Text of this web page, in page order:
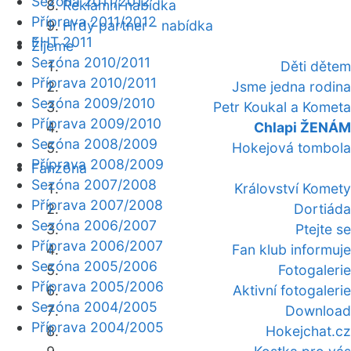
Reklamní nabídka
Hrdý partner - nabídka
Žijeme
Děti dětem
Jsme jedna rodina
Petr Koukal a Kometa
Chlapi ŽENÁM
Hokejová tombola
Fanzóna
Království Komety
Dortiáda
Ptejte se
Fan klub informuje
Fotogalerie
Aktivní fotogalerie
Download
Hokejchat.cz
Příprava 2011/2012
EHT 2011
Sezóna 2010/2011
Příprava 2010/2011
Sezóna 2009/2010
Příprava 2009/2010
Sezóna 2008/2009
Příprava 2008/2009
Sezóna 2007/2008
Příprava 2007/2008
Sezóna 2006/2007
Příprava 2006/2007
Sezóna 2005/2006
Příprava 2005/2006
Sezóna 2004/2005
Příprava 2004/2005